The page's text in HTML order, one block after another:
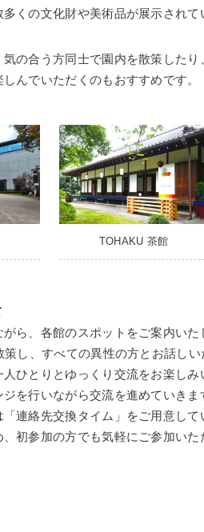
くの文化財や美術品が展示されて
の合う方同士で園内を散策した
んでいただくのもおすすめです。
TOHAKU 茶館
がら、各館のスポットをご案内いた
策し、すべての異性の方とお話しい
人ひとりとゆっくり交流をお楽しみ
ジを行いながら交流を進めていきま
「連絡先交換タイム」をご用意して
、初参加の方でも気軽にご参加いた